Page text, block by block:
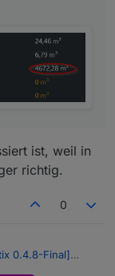
ist, weil in
richtig.
0
0.4.8-Final]